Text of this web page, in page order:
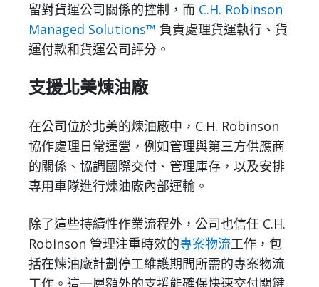
留對貨運公司關係的控制，而 C.H. Robinson
Managed Solutions™ 負責處理貨運執行、貨
運付款和貨運公司評分。
支援北美煉油廠
在公司位於北美的煉油廠中，C.H. Robinson
協作處理日常運營，例如管理與第三方供應商
的關係、協調國際交付、管理庫存，以及安排
專用車隊進行煉油廠內部運輸。
除了這些持續性作業流程外，公司也信任 C.H.
Robinson 管理注重時效的專案物流工作，包
括在煉油廠計劃停工維護期間所需的專案物流
工作。這一層額外的支援能確保快速交付關鍵